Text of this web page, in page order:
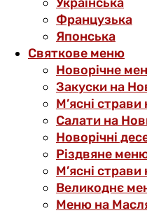
Французька
Японська
Святкове меню
Новорічне
Закуски на
М’ясні
Салати на
Новорічні
Різдвяне
М’ясні страви
Великоднє
Меню на